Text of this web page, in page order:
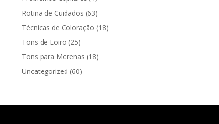
Rotina de Cuidados (63)
Técnicas de Coloração (18)
Tons de Loiro (25)
Tons para Morenas (18)
Uncategorized (60)